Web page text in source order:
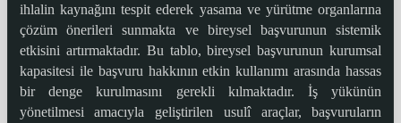
ihlalin kaynağını tespit ederek yasama ve yürütme organlarına
çözüm önerileri sunmakta ve bireysel başvurunun sistemik
etkisini artırmaktadır. Bu tablo, bireysel başvurunun kurumsal
kapasitesi ile başvuru hakkının etkin kullanımı arasında hassas
bir denge kurulmasını gerekli kılmaktadır. İş yükünün
yönetilmesi amacıyla geliştirilen usulî araçlar, başvuruların